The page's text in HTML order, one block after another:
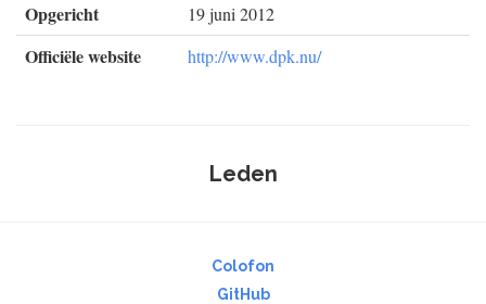
Opgericht
19 juni 2012
Officiële website http://www.dpk.nu/
Leden
Colofon
GitHub